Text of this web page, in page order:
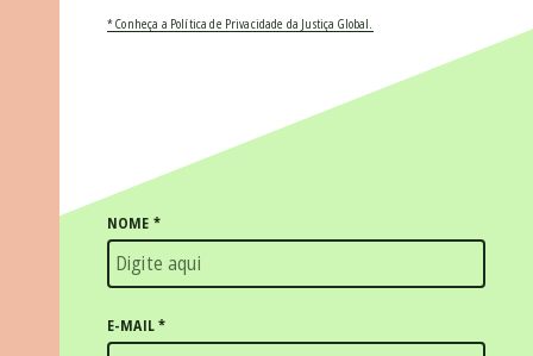
* Conheça a Política de Privacidade da Justiça Global.
NOME *
E-MAIL*